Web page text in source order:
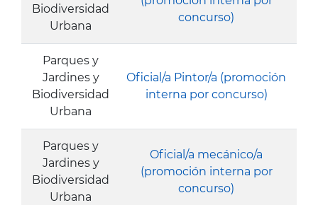
Biodiversidad
Urbana
concurso)
Parques y
Jardines y
Biodiversidad
Urbana
Oficial/a Pintor/a (promoción
interna por concurso)
Parques y
Jardines y
Biodiversidad
Urbana
Oficial/a mecánico/a
(promoción interna por
concurso)